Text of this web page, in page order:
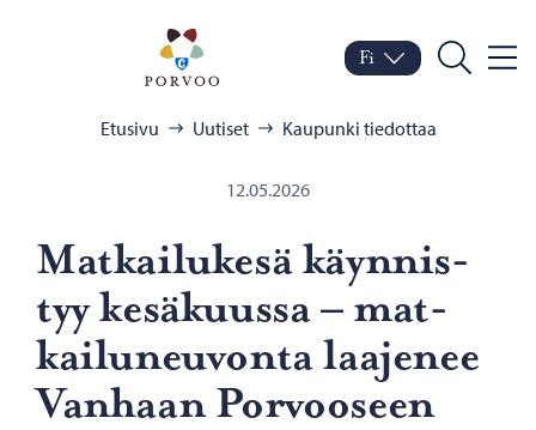
Porvoo – Siirry
Vaihda kieltä
Nykyinen kieli: Suomi
Fi
Hae
Etusivu Uutiset Kaupunki tiedottaa
12.05.2026
Mat­kai­lu­ke­sä käyn­nis­
tyy ke­sä­kuus­sa – mat­
kai­lu­neu­von­ta laa­je­nee
Van­haan Por­voo­seen